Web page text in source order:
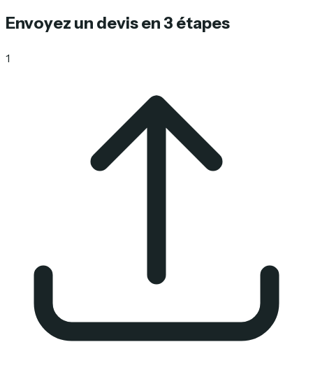
Envoyez un devis en 3 étapes
1